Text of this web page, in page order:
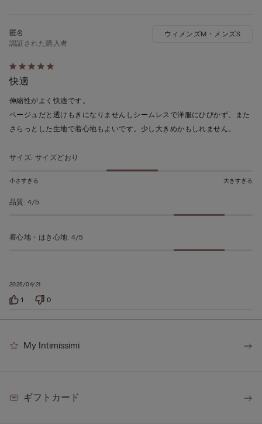
5
段
階
の
う
5
評
2025/04/21
認証された購入者
快適
伸縮性がよく快適です。
ベージュだと透けもきになりませんしシームレスで洋服にひびかず、また
さらっとした生地で着心地もよいです。少し大きめかもしれません。
ウィメンズM・メンズS
サイズ: サイズどおり
小さすぎる 大きすぎる
品質: 4/5
着心地・はき心地: 4/5
1 0
My Intimissimi
ギフトカード